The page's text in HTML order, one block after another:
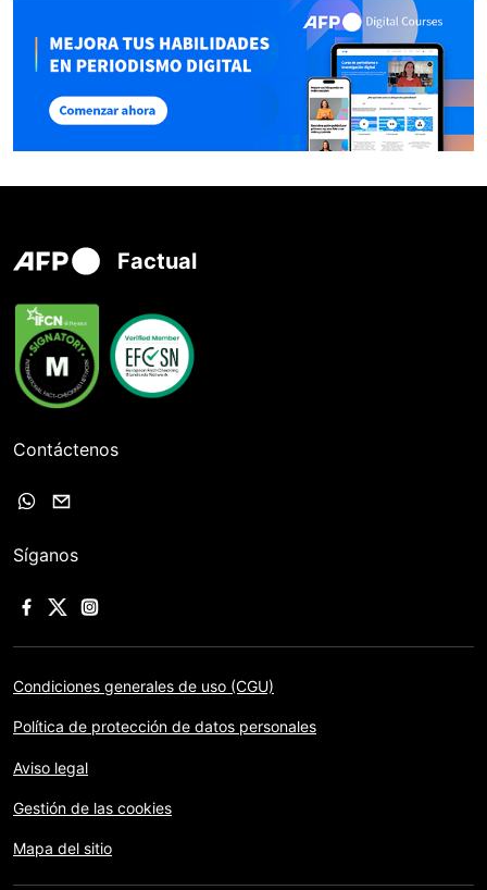
Factual
Contáctenos
Síganos
Condiciones generales de uso (CGU)
Política de protección de datos personales
Aviso legal
Gestión de las cookies
Mapa del sitio